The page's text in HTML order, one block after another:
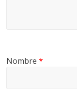
Nombre*